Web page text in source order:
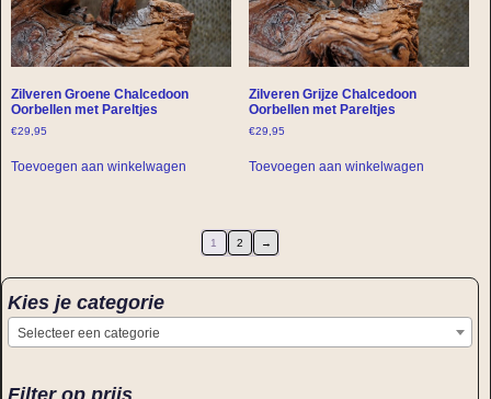
Zilveren Groene Chalcedoon
Oorbellen met Pareltjes
€29,95
Toevoegen aan winkelwagen
Zilveren Grijze Chalcedoon
Oorbellen met Pareltjes
€29,95
Toevoegen aan winkelwagen
1 2 →
Kies je categorie
Selecteer een categorie
Filter op prijs